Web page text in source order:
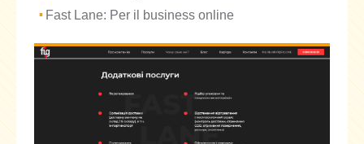
Fast Lane: Per il business online